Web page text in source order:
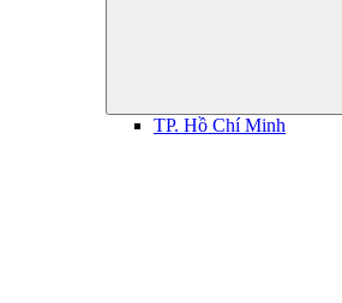
TP. Hồ Chí Minh